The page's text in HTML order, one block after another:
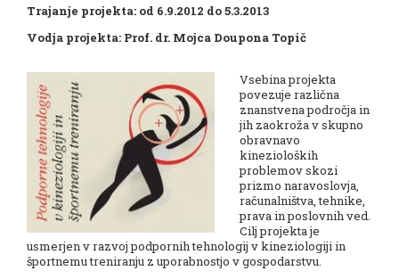
Trajanje projekta: od 6.9.2012 do 5.3.2013
Vodja projekta: Prof. dr. Mojca Doupona Topič
Vsebina projekta
povezuje različna
znanstvena področja in
jih zaokroža v skupno
obravnavo
kinezioloških
problemov skozi
prizmo naravoslovja,
računalništva, tehnike,
prava in poslovnih ved.
Cilj projekta je
usmerjen v razvoj podpornih tehnologij v kineziologiji in
športnemu treniranju z uporabnostjo v gospodarstvu.